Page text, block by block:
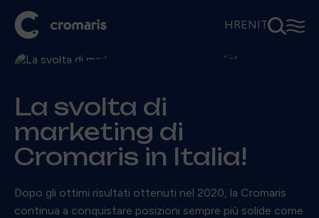
HREN IT⚲☰
La svolta di
marketing di
Cromaris in Italia!
Dopo gli ottimi risultati ottenuti nel 2020, la Cromaris
continua a conquistare posizioni sempre più solide come